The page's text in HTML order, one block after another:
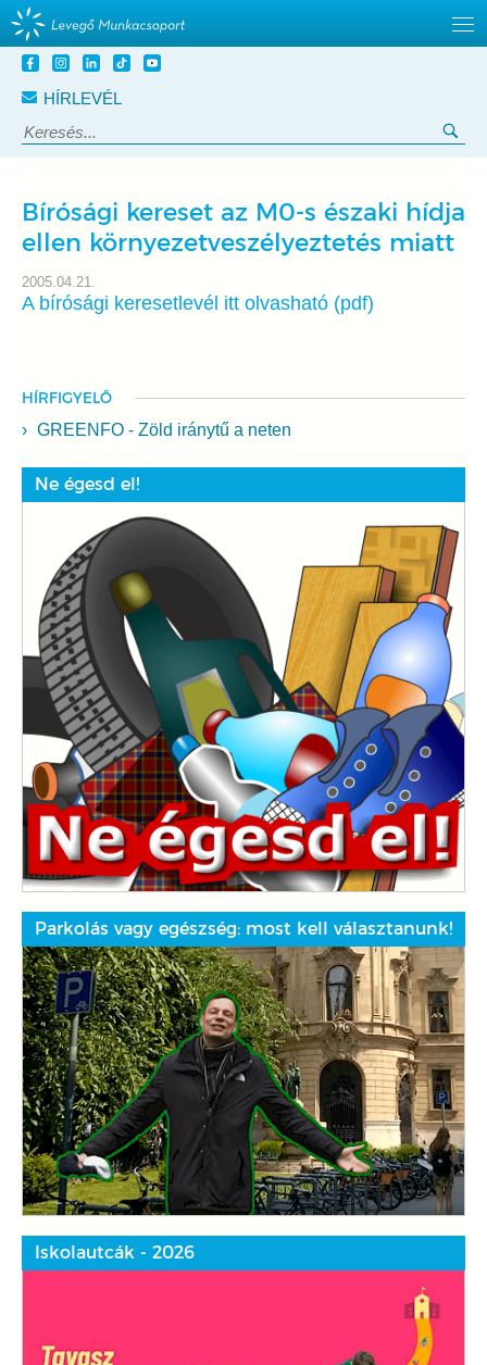
Tovább
tartalomra
HÍRLEVÉL
Keresés:
Bírósági kereset az M0-s északi hídja
ellen környezetveszélyeztetés miatt
2005.04.21.
A bírósági keresetlevél itt olvasható (pdf)
HÍRFIGYELŐ
GREENFO - Zöld iránytű a neten
Ne égesd el!
Parkolás vagy egészség: most kell választanunk!
Iskolautcák - 2026